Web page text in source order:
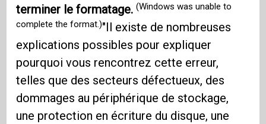
terminer le formatage.(Windows was unable to
complete the format.)"Il existe de nombreuses
explications possibles pour expliquer
pourquoi vous rencontrez cette erreur,
telles que des secteurs défectueux, des
dommages au périphérique de stockage,
une protection en écriture du disque, une